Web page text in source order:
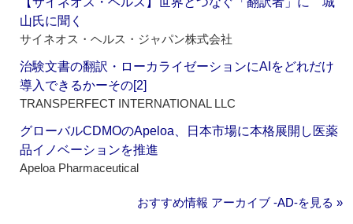
山氏に聞く
サイネオス・ヘルス・ジャパン株式会社
治験文書の翻訳・ローカライゼーションにAIをどれだけ
導入できるかーその[2]
TRANSPERFECT INTERNATIONAL LLC
グローバルCDMOのApeloa、日本市場に本格展開し医薬
品イノベーションを推進
Apeloa Pharmaceutical
おすすめ情報 アーカイブ ‐AD‐を見る »